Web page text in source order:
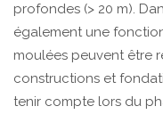
profondes (> 20 m).
également une
moulées peuvent être
constructions et
tenir compte lors du